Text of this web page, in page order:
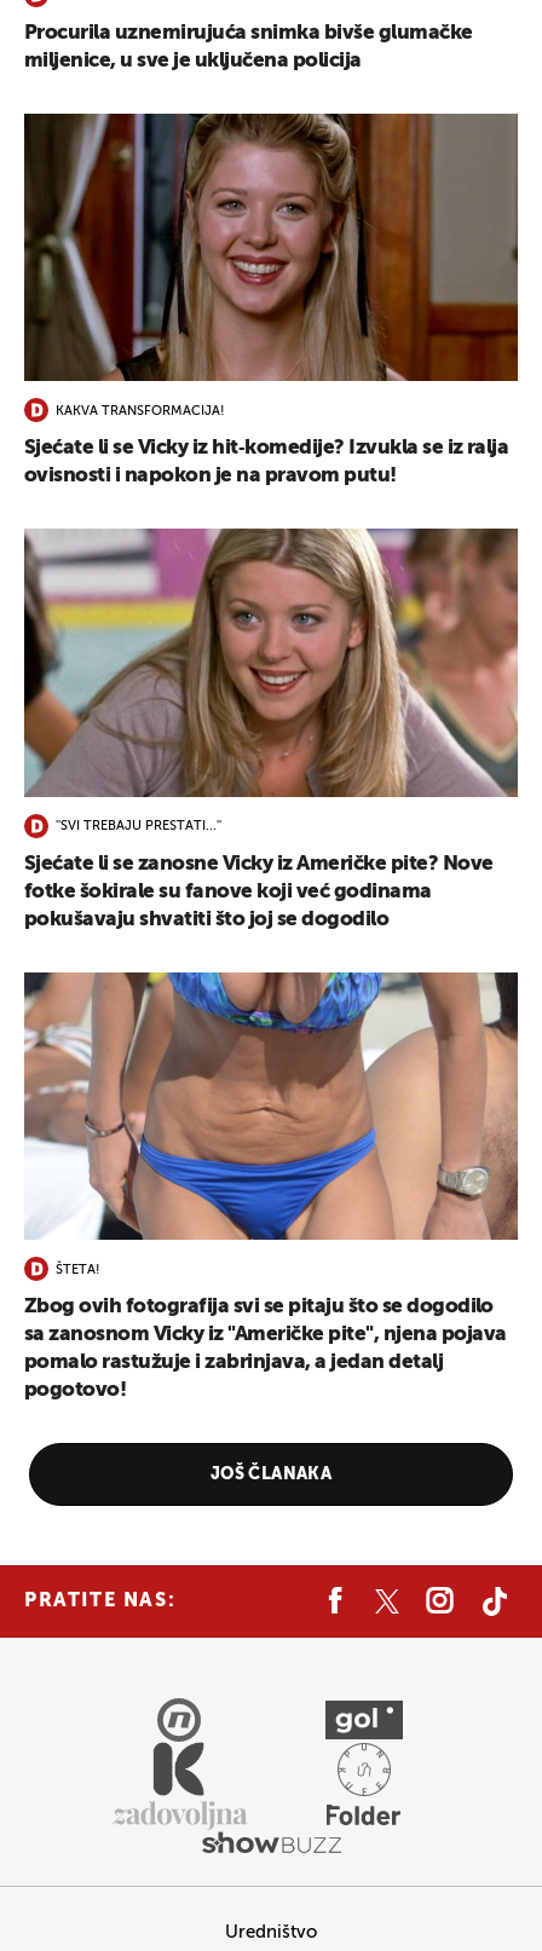
Procurila uznemirujuća snimka bivše glumačke
miljenice, u sve je uključena policija
KAKVA TRANSFORMACIJA!
Sjećate li se Vicky iz hit‑komedije? Izvukla se iz ralja
ovisnosti i napokon je na pravom putu!
''SVI TREBAJU PRESTATI...''
Sjećate li se zanosne Vicky iz Američke pite? Nove
fotke šokirale su fanove koji već godinama
pokušavaju shvatiti što joj se dogodilo
ŠTETA!
Zbog ovih fotografija svi se pitaju što se dogodilo
sa zanosnom Vicky iz "Američke pite", njena pojava
pomalo rastužuje i zabrinjava, a jedan detalj
pogotovo!
JOŠ ČLANAKA
PRATITE NAS:
Uredništvo
UKLJUČITE NOTIFIKACIJE